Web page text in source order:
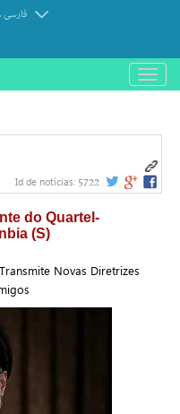
فارسی
باز
و
کردن
Id de notícias: 5722
do Quartel-
(S)
Novas Diretrizes